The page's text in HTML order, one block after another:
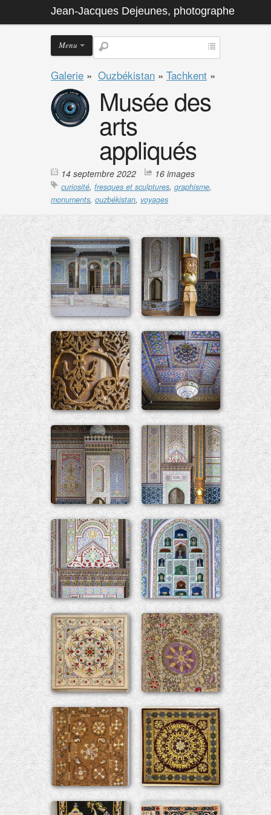
Jean-Jacques Dejeunes, photographe
Menu
Galerie » Ouzbékistan » Tachkent »
Musée des
arts
appliqués
14 septembre 2022 16 images
curiosité, fresques et sculptures, graphisme,
monuments, ouzbékistan, voyages